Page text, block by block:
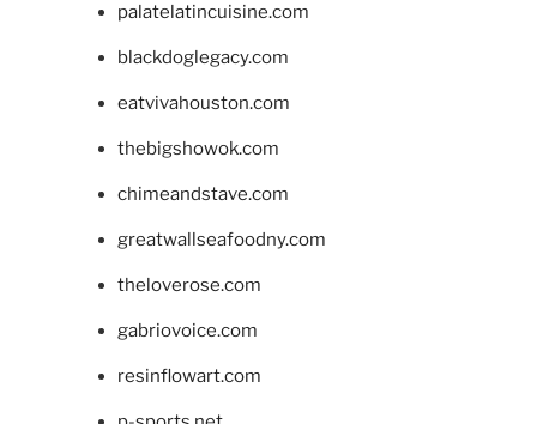
palatelatincuisine.com
blackdoglegacy.com
eatvivahouston.com
thebigshowok.com
chimeandstave.com
greatwallseafoodny.com
theloverose.com
gabriovoice.com
resinflowart.com